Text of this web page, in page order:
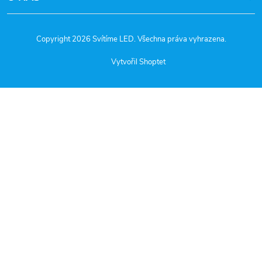
Vytvořil Shoptet
Copyright 2026 Svítíme LED. Všechna práva vyhrazena.